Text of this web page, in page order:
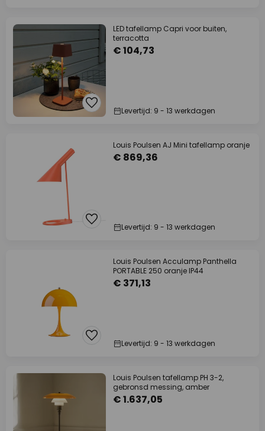
LED tafellamp Capri voor buiten,
terracotta
€ 104,73
Levertijd: 9 - 13 werkdagen
Louis Poulsen AJ Mini tafellamp oranje
€ 869,36
Levertijd: 9 - 13 werkdagen
Louis Poulsen Acculamp Panthella
PORTABLE 250 oranje IP44
€ 371,13
Levertijd: 9 - 13 werkdagen
Louis Poulsen tafellamp PH 3-2,
gebronsd messing, amber
€ 1.637,05